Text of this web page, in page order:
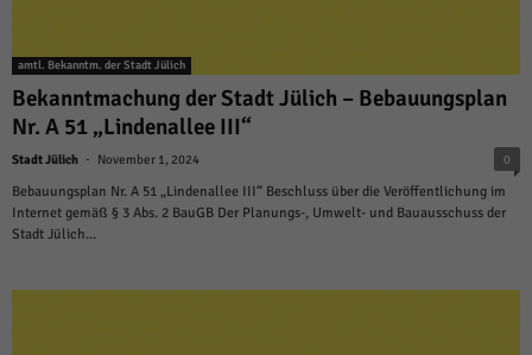
amtl. Bekanntm. der Stadt Jülich
Bekanntmachung der Stadt Jülich – Bebauungsplan
Nr. A 51 „Lindenallee III“
Stadt Jülich - November 1, 2024 0
Bebauungsplan Nr. A 51 „Lindenallee III“ Beschluss über die Veröffentlichung im
Internet gemäß § 3 Abs. 2 BauGB Der Planungs-, Umwelt- und Bauausschuss der
Stadt Jülich...
Externe Medien (6)
Inhalte von Videoplattformen und Social-Media-Plattformen werden
standardmäßig blockiert. Wenn Cookies von externen Medien akzeptiert
werden, bedarf der Zugriff auf diese Inhalte keiner manuellen Einwilligung
mehr.